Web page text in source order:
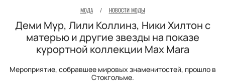
МОДА / НОВОСТИ МОДЫ
Деми Мур, Лили Коллинз, Ники Хилтон с
матерью и другие звезды на показе
курортной коллекции Max Mara
Мероприятие, собравшее мировых знаменитостей, прошло в
Стокгольме.